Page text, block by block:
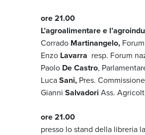
ore 21.00
L’agroalimentare e
Corrado Martinangelo,
Enzo Lavarra resp. Forum
Paolo De Castro,
LucaSani, Pres.
Gianni Salvadori Ass.
ore 21.00
presso lo stand della libreria la